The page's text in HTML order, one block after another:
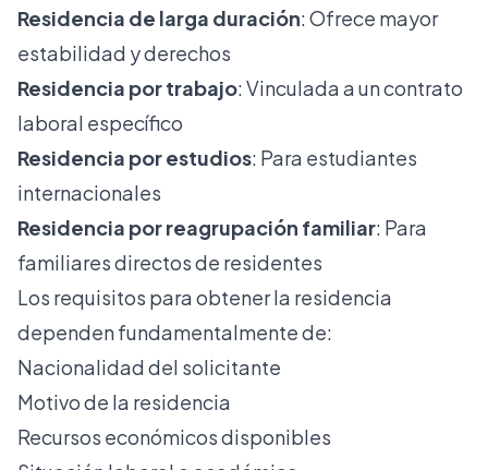
Residencia de larga duración: Ofrece mayor
estabilidad y derechos
Residencia por trabajo: Vinculada a un contrato
laboral específico
Residencia por estudios: Para estudiantes
internacionales
Residencia por reagrupación familiar: Para
familiares directos de residentes
Los requisitos para obtener la residencia
dependen fundamentalmente de:
Nacionalidad del solicitante
Motivo de la residencia
Recursos económicos disponibles